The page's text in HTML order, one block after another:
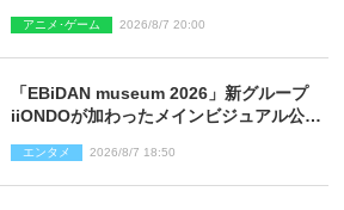
アニメ･ゲーム 2026/8/7 20:00
「EBiDAN museum 2026」新グループ
iiONDOが加わったメインビジュアル公
エンタメ 2026/8/7 18:50